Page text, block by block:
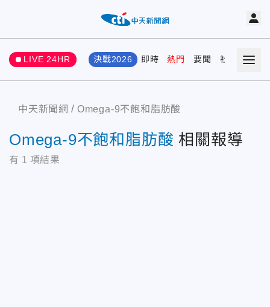
LIVE 24HR 決戰2026 即時 熱門 要聞 社會 娛樂
中天新聞網 Omega-9不飽和脂肪酸
Omega-9不飽和脂肪酸 相關報導
有 1 項結果